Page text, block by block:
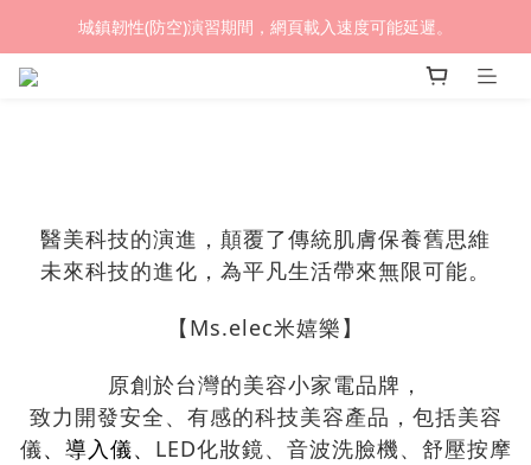
(熱銷加開優惠) 限時滿$4500贈🎁 LED循環涼風桌扇
城鎮韌性(防空)演習期間，網頁載入速度可能延遲。
(熱銷加開優惠) 限時滿$4500贈🎁 LED循環涼風桌扇
醫美科技的演進，顛覆了傳統肌膚保養舊思維
未來科技的進化，為平凡生活帶來無限可能。
【Ms.elec米嬉樂】
原創於台灣的美容小家電品牌，
致力開發安全、有感的科技美容產品，包括美容
儀、 導入儀、 LED化妝鏡、音波洗臉機、舒壓按摩